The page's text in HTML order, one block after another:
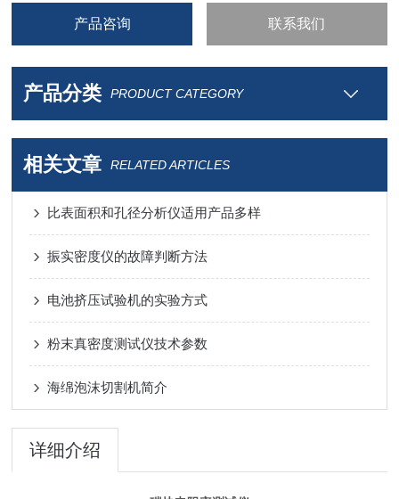
产品咨询 联系我们
产品分类 PRODUCT CATEGORY
相关文章 RELATED ARTICLES
比表面积和孔径分析仪适用产品多样
振实密度仪的故障判断方法
电池挤压试验机的实验方式
粉末真密度测试仪技术参数
海绵泡沫切割机简介
详细介绍